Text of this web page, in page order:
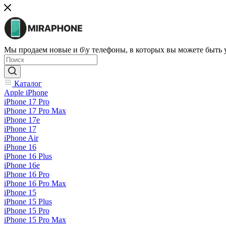
Мы продаем новые и б\у телефоны, в которых вы можете быть
Каталог
Apple iPhone
iPhone 17 Pro
iPhone 17 Pro Max
iPhone 17e
iPhone 17
iPhone Air
iPhone 16
iPhone 16 Plus
iPhone 16e
iPhone 16 Pro
iPhone 16 Pro Max
iPhone 15
iPhone 15 Plus
iPhone 15 Pro
iPhone 15 Pro Max